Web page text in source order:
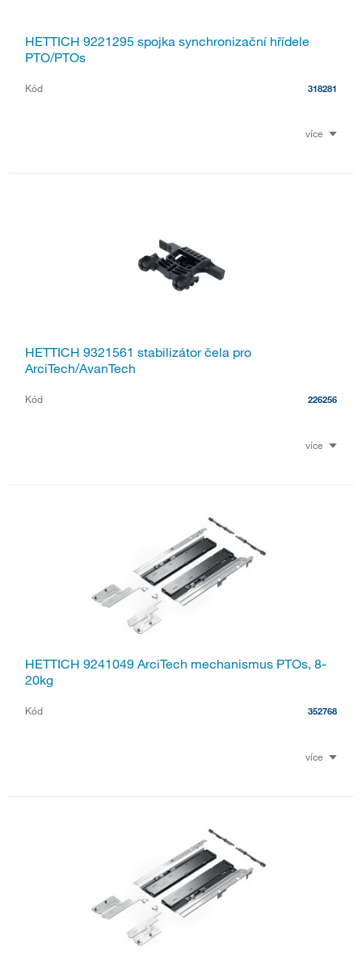
HETTICH 9221295 spojka synchronizační hřídele
PTO/PTOs
Kód 318281
více
HETTICH 9321561 stabilizátor čela pro
ArciTech/AvanTech
Kód 226256
více
HETTICH 9241049 ArciTech mechanismus PTOs, 8-
20kg
Kód 352768
více